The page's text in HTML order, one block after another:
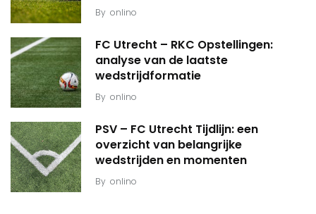
By onlino
FC Utrecht – RKC Opstellingen:
analyse van de laatste
wedstrijdformatie
By onlino
PSV – FC Utrecht Tijdlijn: een
overzicht van belangrijke
wedstrijden en momenten
By onlino